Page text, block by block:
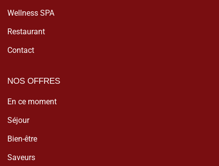
Wellness SPA
Restaurant
Contact
NOS OFFRES
En ce moment
Séjour
Bien-être
Saveurs